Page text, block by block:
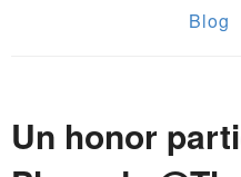
Blog
Un honor